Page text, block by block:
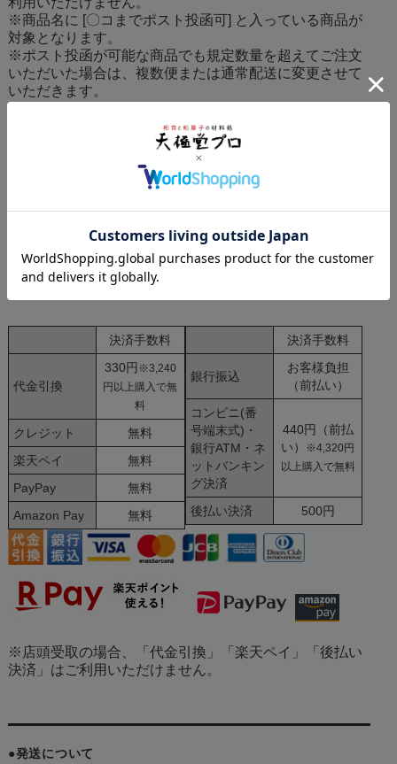
※商品名に [〇コまでポスト投函可] と入っている商品が
対象となります。
※ポスト投函が可能な商品でも規定数量を超えてご注文
いただいた場合は、複数便または通常配送に変更させて
いただきます。
その場合は送料を訂正したメールをお送りしますのでご
・店頭受取をお選びいただけます。
受取可能日を折り返しメールします。１週間以内に引取
●お支払い方法
決済手数料
代金引換
330円 ※3,240
円以上購入で無
料
クレジット
無料
楽天ペイ
無料
PayPay
無料
Amazon Pay
無料
決済手数料
銀行振込
お客様負担
（前払い）
コンビニ(番
号端末式)・
銀行ATM・ネ
ットバンキン
グ決済
440円（前払
い）
※4,320円
以上購入で無料
後払い決済 500円
※店頭受取の場合、「代金引換」「楽天ペイ」「後払い
決済」はご利用いただけません。
●発送について